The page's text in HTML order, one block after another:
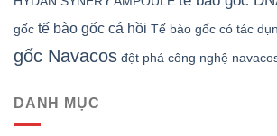
gốc tế bào gốc cá hồi Tế bào gốc có tác
gốc Navacos đột phá công nghệ
DANH MỤC